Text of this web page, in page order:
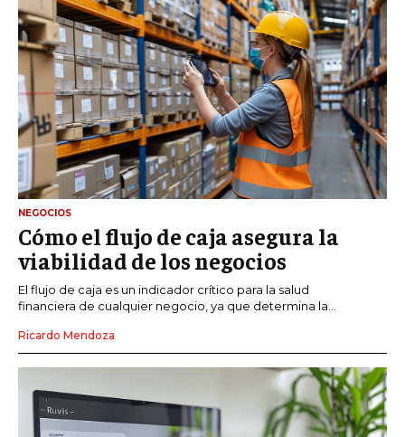
NEGOCIOS
Cómo el flujo de caja asegura la
viabilidad de los negocios
El flujo de caja es un indicador crítico para la salud
financiera de cualquier negocio, ya que determina la...
Ricardo Mendoza